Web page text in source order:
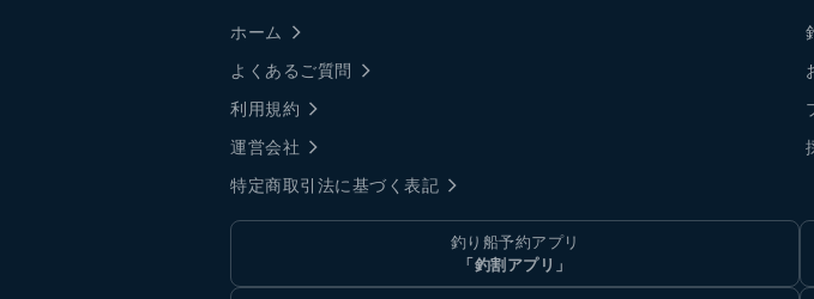
ホーム
よくあるご質問
利用規約
運営会社
特定商取引法に基づく表記
釣り船予約アプリ
「釣割アプリ」